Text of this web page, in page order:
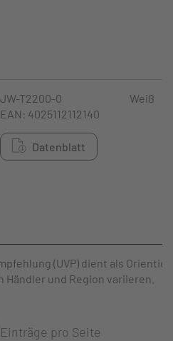
JW-T2200-0
EAN: 4025112112140
Datenblatt
Weiß
(UVP) dient als
und Region variieren.
Einträge pro Seite